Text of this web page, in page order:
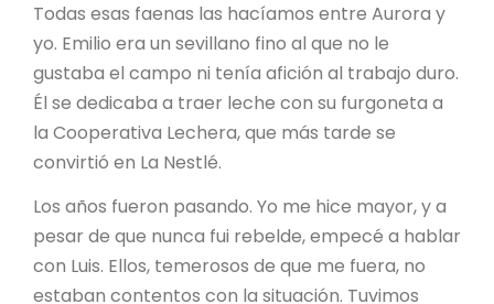
Todas esas faenas las hacíamos entre Aurora y
yo. Emilio era un sevillano fino al que no le
gustaba el campo ni tenía afición al trabajo duro.
Él se dedicaba a traer leche con su furgoneta a
la Cooperativa Lechera, que más tarde se
convirtió en La Nestlé.
Los años fueron pasando. Yo me hice mayor, y a
pesar de que nunca fui rebelde, empecé a hablar
con Luis. Ellos, temerosos de que me fuera, no
estaban contentos con la situación. Tuvimos